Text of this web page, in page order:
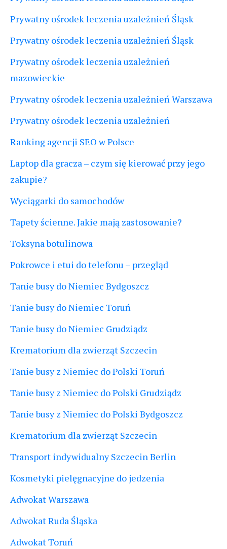
Prywatny ośrodek leczenia uzależnień Śląsk
Prywatny ośrodek leczenia uzależnień Śląsk
Prywatny ośrodek leczenia uzależnień
mazowieckie
Prywatny ośrodek leczenia uzależnień Warszawa
Prywatny ośrodek leczenia uzależnień
Ranking agencji SEO w Polsce
Laptop dla gracza – czym się kierować przy jego
zakupie?
Wyciągarki do samochodów
Tapety ścienne. Jakie mają zastosowanie?
Toksyna botulinowa
Pokrowce i etui do telefonu – przegląd
Tanie busy do Niemiec Bydgoszcz
Tanie busy do Niemiec Toruń
Tanie busy do Niemiec Grudziądz
Krematorium dla zwierząt Szczecin
Tanie busy z Niemiec do Polski Toruń
Tanie busy z Niemiec do Polski Grudziądz
Tanie busy z Niemiec do Polski Bydgoszcz
Krematorium dla zwierząt Szczecin
Transport indywidualny Szczecin Berlin
Kosmetyki pielęgnacyjne do jedzenia
Adwokat Warszawa
Adwokat Ruda Śląska
Adwokat Toruń